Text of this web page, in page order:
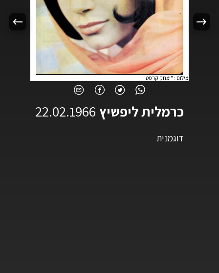
כרמלית ליפשיץ 22.02.1966
דוגמנית
צילום : "יצחק קרפט"